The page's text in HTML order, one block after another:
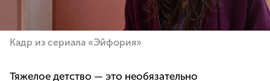
Кадр из сериала «Эйфория»
Тяжелое детство — это необязательно